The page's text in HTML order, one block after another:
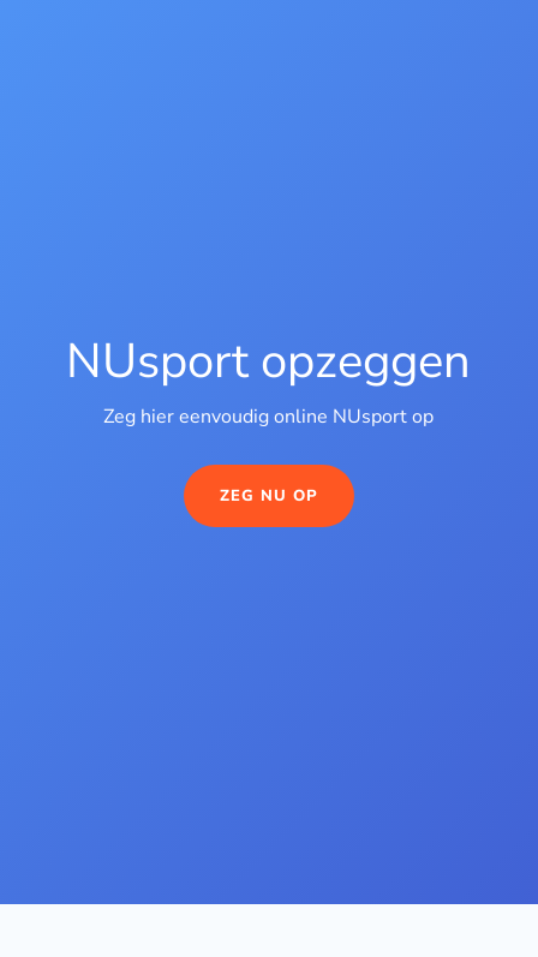
NUsport opzeggen
Zeg hier eenvoudig online NUsport op
ZEG NU OP